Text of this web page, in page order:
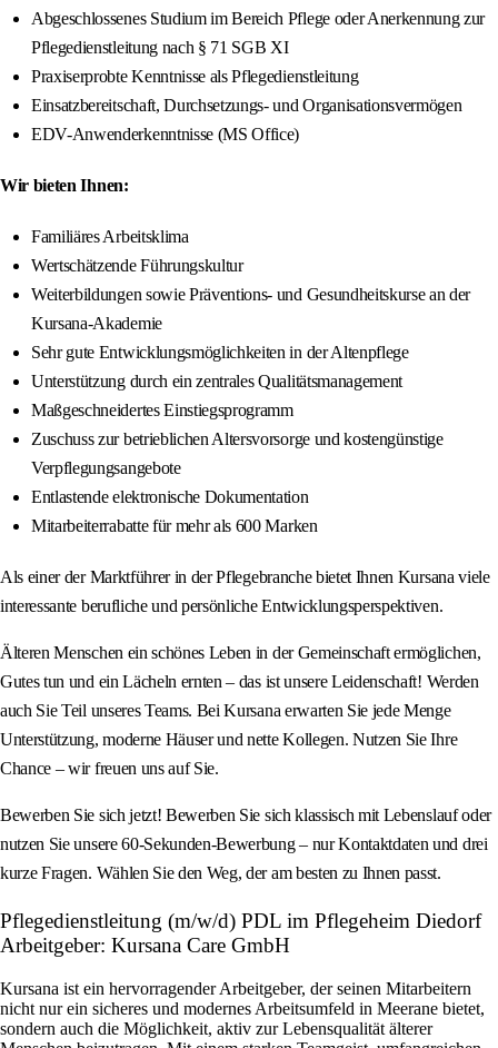
Abgeschlossenes Studium im Bereich Pflege oder Anerkennung zur
Pflegedienstleitung nach § 71 SGB XI
Praxiserprobte Kenntnisse als Pflegedienstleitung
Einsatzbereitschaft, Durchsetzungs- und Organisationsvermögen
EDV-Anwenderkenntnisse (MS Office)
Wir bieten Ihnen:
Familiäres Arbeitsklima
Wertschätzende Führungskultur
Weiterbildungen sowie Präventions- und Gesundheitskurse an der
Kursana-Akademie
Sehr gute Entwicklungsmöglichkeiten in der Altenpflege
Unterstützung durch ein zentrales Qualitätsmanagement
Maßgeschneidertes Einstiegsprogramm
Zuschuss zur betrieblichen Altersvorsorge und kostengünstige
Verpflegungsangebote
Entlastende elektronische Dokumentation
Mitarbeiterrabatte für mehr als 600 Marken
Als einer der Marktführer in der Pflegebranche bietet Ihnen Kursana viele
interessante berufliche und persönliche Entwicklungsperspektiven.
Älteren Menschen ein schönes Leben in der Gemeinschaft ermöglichen,
Gutes tun und ein Lächeln ernten – das ist unsere Leidenschaft! Werden
auch Sie Teil unseres Teams. Bei Kursana erwarten Sie jede Menge
Unterstützung, moderne Häuser und nette Kollegen. Nutzen Sie Ihre
Chance – wir freuen uns auf Sie.
Bewerben Sie sich jetzt! Bewerben Sie sich klassisch mit Lebenslauf oder
nutzen Sie unsere 60-Sekunden-Bewerbung – nur Kontaktdaten und drei
kurze Fragen. Wählen Sie den Weg, der am besten zu Ihnen passt.
Pflegedienstleitung (m/w/d) PDL im Pflegeheim Diedorf
Arbeitgeber: Kursana Care GmbH
Kursana ist ein hervorragender Arbeitgeber, der seinen Mitarbeitern
nicht nur ein sicheres und modernes Arbeitsumfeld in Meerane bietet,
sondern auch die Möglichkeit, aktiv zur Lebensqualität älterer